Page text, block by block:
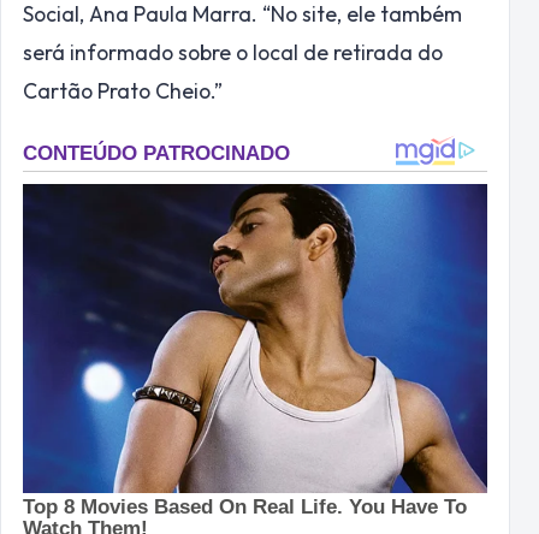
Social, Ana Paula Marra. “No site, ele também
será informado sobre o local de retirada do
Cartão Prato Cheio.”